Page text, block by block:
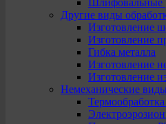
Другие виды
Изготовление
Изготовление
Гибка металла
Изготовление
Изготовление
Немеханические